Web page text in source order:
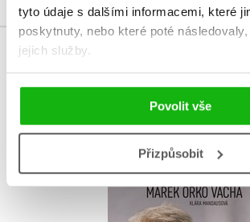
tyto údaje s dalšími informacemi, které
poskytnuty, nebo které poté
jejich služby.
Povolit vše
Přizpůsobit
MOHLO BY VÁS TAKÉ
Dobro a zlo 21.
století
Klára Mandausová
,
Marek Vácha